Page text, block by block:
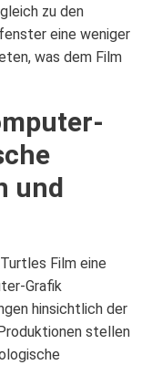
zu den
eine weniger
was dem Film
und
Film eine
Grafik
hinsichtlich der
stellen